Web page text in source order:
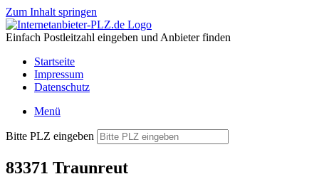
Zum Inhalt springen
Einfach Postleitzahl eingeben und Anbieter finden
Startseite
Impressum
Datenschutz
Menü
Bitte PLZ eingeben
83371 Traunreut